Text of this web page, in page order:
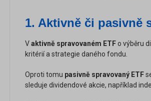
1. Aktivně či pasivně
Vaktivně spravovaném ETFo výběru
kritérií a strategie daného fondu.
Oproti tomu pasivně spravovaný ETF
sleduje dividendové akcie, například